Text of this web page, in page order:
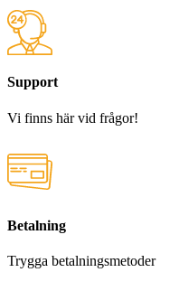
Support
Vi finns här vid frågor!
Betalning
Trygga betalningsmetoder